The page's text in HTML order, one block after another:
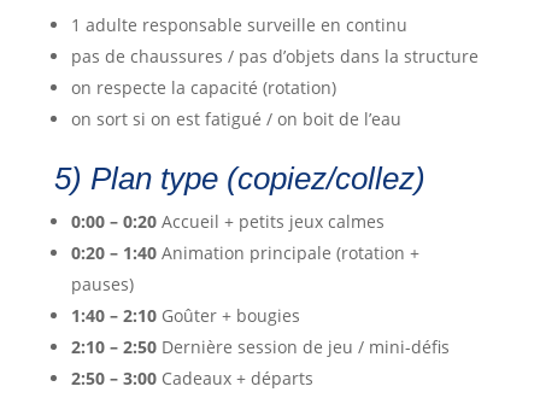
1 adulte responsable surveille en continu
pas de chaussures / pas d’objets dans la structure
on respecte la capacité (rotation)
on sort si on est fatigué / on boit de l’eau
5) Plan type (copiez/collez)
0:00 – 0:20Accueil + petits jeux calmes
0:20 – 1:40Animation principale (rotation +
pauses)
1:40 – 2:10Goûter + bougies
2:10 – 2:50Dernière session de jeu / mini-défis
2:50 – 3:00Cadeaux + départs